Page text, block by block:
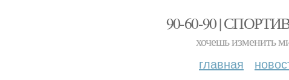
90-60-90 |
хочешь изменить
главная